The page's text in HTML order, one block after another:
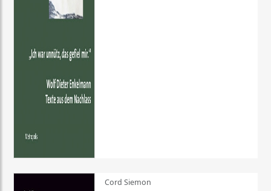
Cord Siemon